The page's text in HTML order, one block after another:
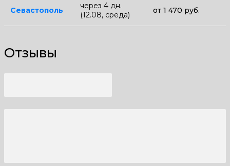
Севастополь
через 4 дн.
(12.08, среда)
от 1 470 руб.
Отзывы